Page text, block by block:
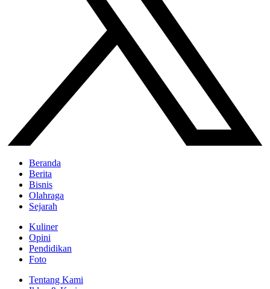
Beranda
Berita
Bisnis
Olahraga
Sejarah
Kuliner
Opini
Pendidikan
Foto
Tentang Kami